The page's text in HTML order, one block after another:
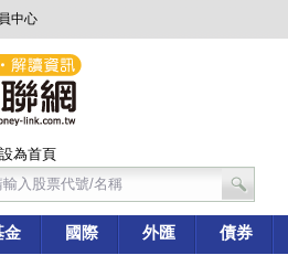
中心
設為首頁
金 國際 外匯 債券